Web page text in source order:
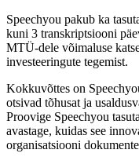
Speechyou pakub ka
kuni 3 transkriptsiooni
MTÜ-dele võimaluse
investeeringute tegemist.
Kokkuvõttes on
otsivad tõhusat ja
Proovige Speechyou
avastage, kuidas see
organisatsiooni